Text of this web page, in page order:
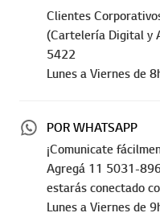
Clientes
(Cartelería Digital y
5422
Lunes a Viernes de
POR WHATSAPP
¡Comunicate
Agregá 11 5031-
estarás conectado
Lunes a Viernes de